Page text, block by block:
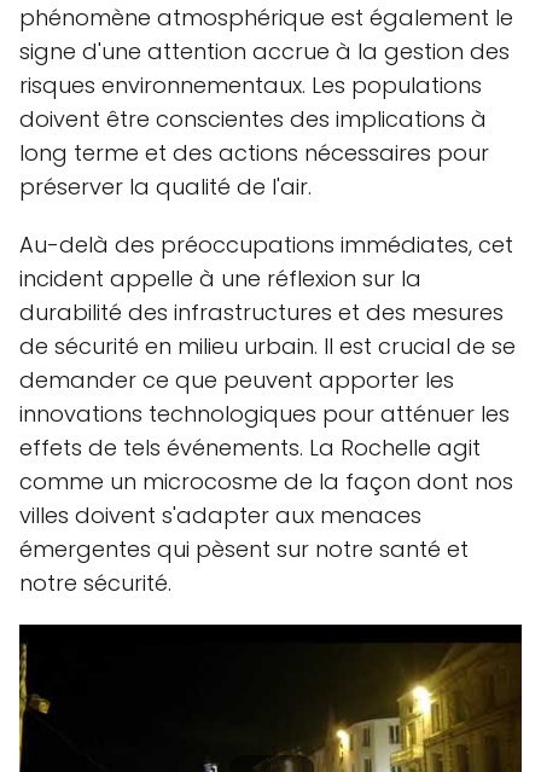
phénomène atmosphérique est également le
signe d'une attention accrue à la gestion des
risques environnementaux. Les populations
doivent être conscientes des implications à
long terme et des actions nécessaires pour
préserver la qualité de l'air.
Au-delà des préoccupations immédiates, cet
incident appelle à une réflexion sur la
durabilité des infrastructures et des mesures
de sécurité en milieu urbain. Il est crucial de se
demander ce que peuvent apporter les
innovations technologiques pour atténuer les
effets de tels événements. La Rochelle agit
comme un microcosme de la façon dont nos
villes doivent s'adapter aux menaces
émergentes qui pèsent sur notre santé et
notre sécurité.